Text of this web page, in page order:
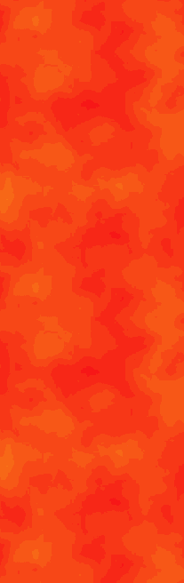
休闲娱乐、知识点滴、常用软